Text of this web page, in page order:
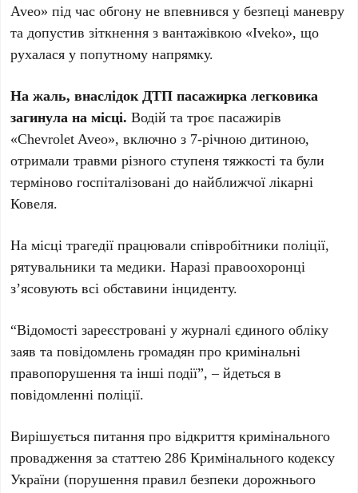
Aveo» під час обгону не впевнився у безпеці маневру
та допустив зіткнення з вантажівкою «Iveko», що
рухалася у попутному напрямку.
На жаль, внаслідок ДТП пасажирка легковика
загинула на місці. Водій та троє пасажирів
«Chevrolet Aveo», включно з 7-річною дитиною,
отримали травми різного ступеня тяжкості та були
терміново госпіталізовані до найближчої лікарні
Ковеля.
На місці трагедії працювали співробітники поліції,
рятувальники та медики. Наразі правоохоронці
з’ясовують всі обставини інциденту.
“Відомості зареєстровані у журналі єдиного обліку
заяв та повідомлень громадян про кримінальні
правопорушення та інші події”, – йдеться в
повідомленні поліції.
Вирішується питання про відкриття кримінального
провадження за статтею 286 Кримінального кодексу
України (порушення правил безпеки дорожнього